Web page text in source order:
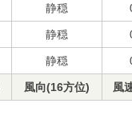
静穏
静穏
静穏
風向(16方位) 風